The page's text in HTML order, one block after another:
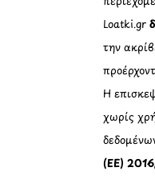
Loatki.gr
την
Η
χωρίς
(ΕΕ)